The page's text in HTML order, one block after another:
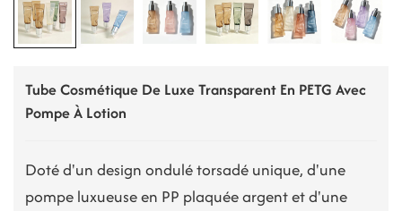
Tube Cosmétique De Luxe Transparent En PETG Avec
Pompe À Lotion
Doté d'un design ondulé torsadé unique, d'une
pompe luxueuse en PP plaquée argent et d'une